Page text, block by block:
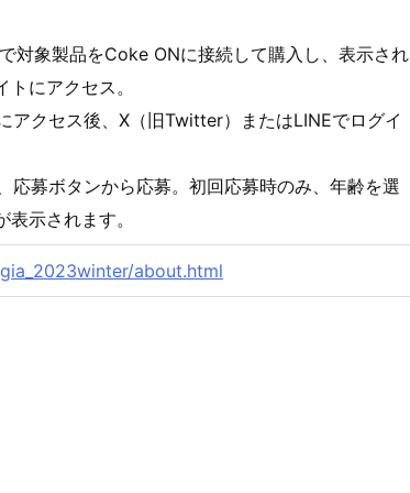
対象製品をCoke ONに接続して購入し、表示され
にアクセス。
アクセス後、X（旧Twitter）またはLINEでログイ
応募ボタンから応募。初回応募時のみ、年齢を選
示されます。
about.html